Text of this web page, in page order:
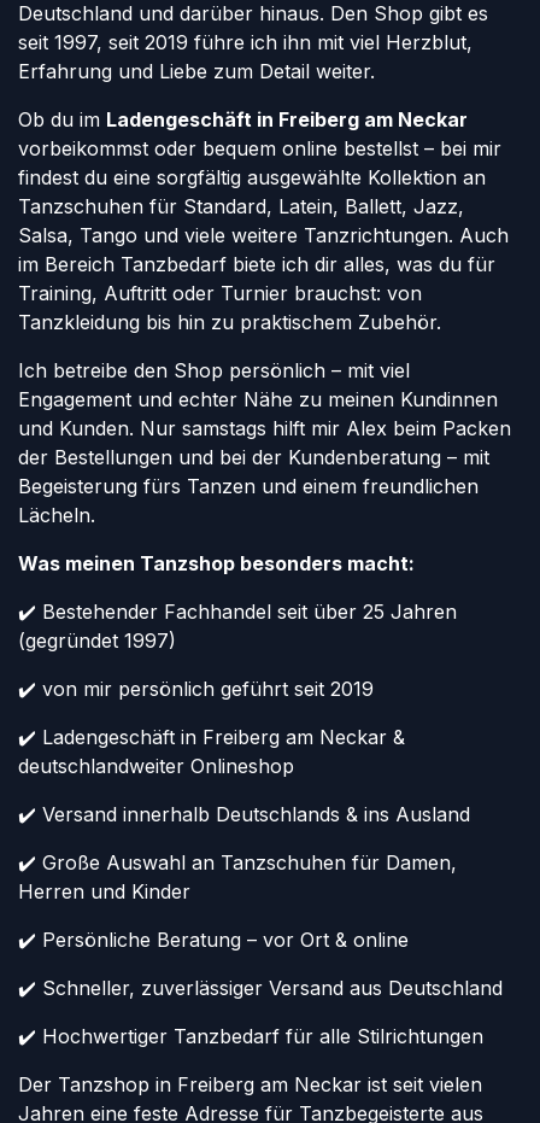
Deutschland und darüber hinaus. Den Shop gibt es
seit 1997, seit 2019 führe ich ihn mit viel Herzblut,
Erfahrung und Liebe zum Detail weiter.
Ob du im Ladengeschäft in Freiberg am Neckar
vorbeikommst oder bequem online bestellst – bei mir
findest du eine sorgfältig ausgewählte Kollektion an
Tanzschuhen für Standard, Latein, Ballett, Jazz,
Salsa, Tango und viele weitere Tanzrichtungen. Auch
im Bereich Tanzbedarf biete ich dir alles, was du für
Training, Auftritt oder Turnier brauchst: von
Tanzkleidung bis hin zu praktischem Zubehör.
Ich betreibe den Shop persönlich – mit viel
Engagement und echter Nähe zu meinen Kundinnen
und Kunden. Nur samstags hilft mir Alex beim Packen
der Bestellungen und bei der Kundenberatung – mit
Begeisterung fürs Tanzen und einem freundlichen
Lächeln.
Was meinen Tanzshop besonders macht:
✔️ Bestehender Fachhandel seit über 25 Jahren
(gegründet 1997)
✔️ von mir persönlich geführt seit 2019
✔️ Ladengeschäft in Freiberg am Neckar &
deutschlandweiter Onlineshop
✔️ Versand innerhalb Deutschlands & ins Ausland
✔️ Große Auswahl an Tanzschuhen für Damen,
Herren und Kinder
✔️ Persönliche Beratung – vor Ort & online
✔️ Schneller, zuverlässiger Versand aus Deutschland
✔️ Hochwertiger Tanzbedarf für alle Stilrichtungen
Der Tanzshop in Freiberg am Neckar ist seit vielen
Jahren eine feste Adresse für Tanzbegeisterte aus